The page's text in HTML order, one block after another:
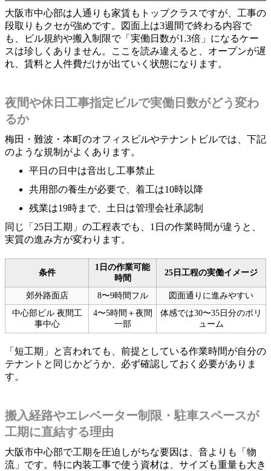
大阪市中心部は人通りも家賃もトップクラスですが、工事の
段取りもクセが強めです。図面上は3週間で終わる内容で
も、ビル規約や搬入制限で「実働日数が1.3倍」になるケー
スは珍しくありません。ここを読み違えると、オープンが遅
れ、賃料と人件費だけが出ていく状態になります。
夜間や休日工事指定ビルで実働日数がどう変わ
るか
梅田・難波・本町のオフィスビルやテナントビルでは、下記
のような規制がよくあります。
平日の日中は音出し工事禁止
共用部の養生が必要で、着工は10時以降
残業は19時まで、土日は管理会社承認制
同じ「25日工期」の工程表でも、1日の作業時間が違うと、
実質の進み方が変わります。
条件
1日の作業可能
時間
25日工程の実働イメージ
郊外路面店 8〜9時間フル
図面通りに進みやすい
中心部ビル 夜間工
事中心
4〜5時間＋夜間
一部
体感では30〜35日分のボリ
ューム
「短工期」と言われても、前提としている作業時間が自分の
テナントと同じかどうか、必ず確認しておく必要がありま
す。
搬入経路やエレベーター制限・駐車スペースが
工期に直結する理由
大阪市中心部で工期を圧迫しがちな要因は、音よりも「物
流」です。特に内装工事で使う資材は、サイズも重量も大き